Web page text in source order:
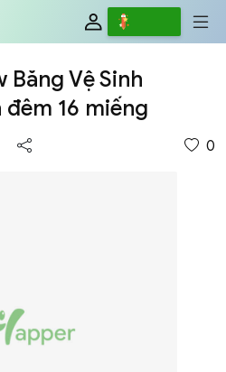
Băng Vệ Sinh
16 miếng
0